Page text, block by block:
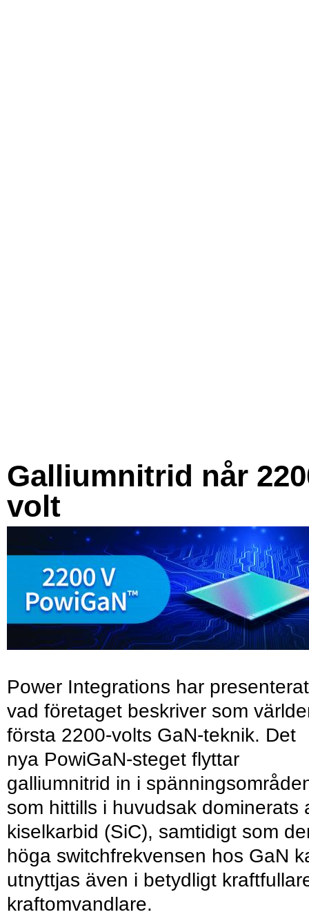
Galliumnitrid når
volt
Power Integrations har presenterat
vad företaget beskriver som
första 2200-volts GaN-teknik. Det
nya PowiGaN-steget flyttar
galliumnitrid in i
som hittills i huvudsak dominerats
kiselkarbid (SiC), samtidigt som
höga switchfrekvensen hos GaN
utnyttjas även i betydligt
kraftomvandlare.